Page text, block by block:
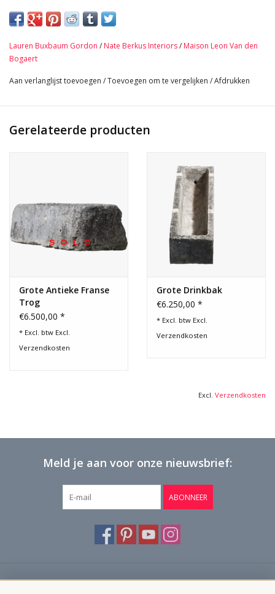
200 cm Buitenlengte 78,74 Inch
66 cm Buitenhoogte 25,98 Inch
Bekijk Alle Details.
Lauren Buxbaum Gordon / Nate Berkus Interiors/ Maison Leon Van den
Bogaert
Aan verlanglijst toevoegen /Toevoegen om te vergelijken /Afdrukken
Gerelateerde producten
Grote Antieke Franse
Trog
€6.500,00 *
* Excl. btw Excl.
Verzendkosten
Grote Drinkbak
€6.250,00 *
* Excl. btw Excl.
Verzendkosten
Excl. Verzendkosten
Meld je aan voor onze nieuwsbrief:
ABONNEER